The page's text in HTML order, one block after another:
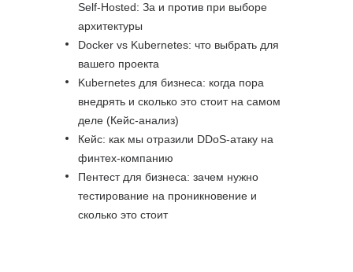
Self-Hosted: За и против при выборе
архитектуры
Docker vs Kubernetes: что выбрать для
вашего проекта
Kubernetes для бизнеса: когда пора
внедрять и сколько это стоит на самом
деле (Кейс-анализ)
Кейс: как мы отразили DDoS-атаку на
финтех-компанию
Пентест для бизнеса: зачем нужно
тестирование на проникновение и
сколько это стоит